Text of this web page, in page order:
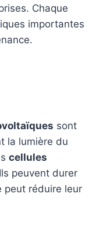
Chaque
importantes
sont
la lumière du
cellules
peuvent durer
peut réduire leur